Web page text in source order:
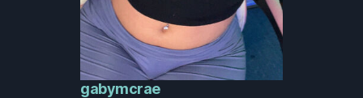
gabymcrae